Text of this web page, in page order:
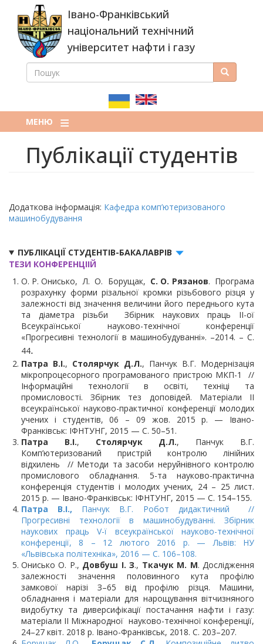
основного
вмісту
Івано-Франківський
національний технічний
університет нафти і газу
ПОШУКОВА
ПОШУК Пошук
МЕНЮ
Публікації студентів
Додаткова інформація: Кафедра комп’ютеризованого
машинобудування
ПУБЛІКАЦІЇ СТУДЕНТІВ-БАКАЛАВРІВ
ТЕЗИ КОНФЕРЕНЦІІЙ
О. Р. Онисько, Л. О. Борущак, С. О. Рязанов. Програма
розрахунку форми різальної кромки різьбового різця у
залежності від значення величини його переднього кута
та діаметра різьби Збірник наукових праць ІІ-ої
Всеукраїнської науково-технічної конференції
«Прогресивні технології в машинобудуванні». –2014. – С.
44.
Патра В.І., Столярчук Д.Л., Панчук В.Г. Модернізація
мікропроцесорного програмованого пристрою МКП-1 //
Інформаційні технології в освіті, техніці та
промисловості. Збірник тез доповідей. Матеріали ІІ
всеукраїнської науково-практичної конференції молодих
учених і студентів, 06 – 09 жов. 2015 р. — Івано-
Франківськ: ІФНТУНГ, 2015 — С. 50–51.
Патра В.І., Столярчук Д.Л., Панчук В.Г.
Комп’ютеризований пристрій контролю лінійних
відхилень // Методи та засоби неруйнівного контролю
промислового обладнання. 5-та науково-практична
конференція студентів і молодих учених, 24 – 25 лист.
2015 р. — Івано-Франківськ: ІФНТУНГ, 2015 — С. 154–155.
Патра В.І., Панчук В.Г. Робот дидактичний //
Прогресивні технології в машинобудуванні. Збірник
наукових праць V-ї всеукраїнської науково-технічної
конференції, 8 – 12 лютого 2016 р. — Львів: НУ
«Львівська політехніка», 2016 — С. 106–108.
Онисько О. Р., Довбуш І. З., Ткачук М. М. Дослідження
залежності значення половинного кута профілю
замкової нарізі З–65 від профілю різця. Машини,
обладнання і матеріали для нарощування вітчизняного
видобутку та диверсифікації постачання нафти і газу:
матеріали ІІ Міжнародної науково-технічної конференції,
24–27 квіт. 2018 р. Івано-Франківськ, 2018. С. 203–207.